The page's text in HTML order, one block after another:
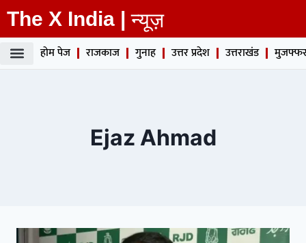
The X India | न्यूज़
होम पेज राजकाज गुनाह उत्तर प्रदेश उत्तराखंड
Ejaz Ahmad